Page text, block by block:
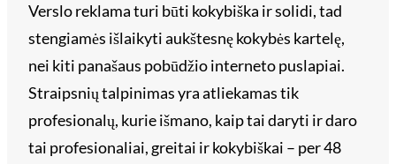
Verslo reklama turi būti kokybiška ir solidi, tad
stengiamės išlaikyti aukštesnę kokybės kartelę,
nei kiti panašaus pobūdžio interneto puslapiai.
Straipsnių talpinimas yra atliekamas tik
profesionalų, kurie išmano, kaip tai daryti ir daro
tai profesionaliai, greitai ir kokybiškai – per 48